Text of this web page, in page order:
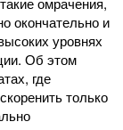
окончательно и
уровнях
Об этом
где
только